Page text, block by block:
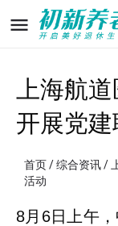
上海航
开展党
首页/综合资讯/
活动
8月6日上午